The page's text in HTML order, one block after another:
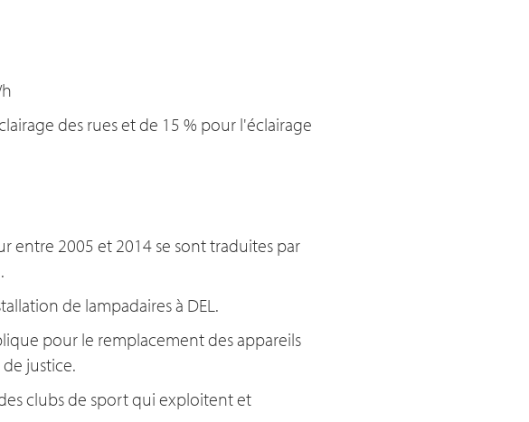
des rues et de 15 % pour l'éclairage
entre 2005 et 2014 se sont traduites par
de lampadaires à DEL.
pour le remplacement des appareils
justice.
clubs de sport qui exploitent et